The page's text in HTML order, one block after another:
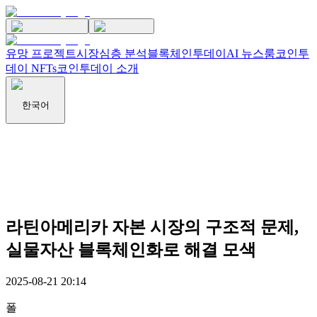
유망 프로젝트시장심층 분석블록체인투데이 AI 뉴스룸코인투
데이 NFTs코인투데이 소개
한국어
라틴아메리카 자본 시장의 구조적 문제,
실물자산 블록체인화로 해결 모색
2025-08-21 20:14
폴